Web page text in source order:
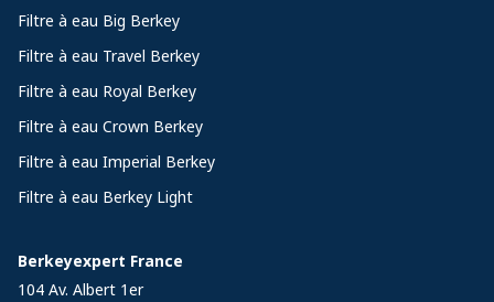
Filtre à eau Big Berkey
Filtre à eau Travel Berkey
Filtre à eau Royal Berkey
Filtre à eau Crown Berkey
Filtre à eau Imperial Berkey
Filtre à eau Berkey Light
Berkeyexpert France
104 Av. Albert 1er